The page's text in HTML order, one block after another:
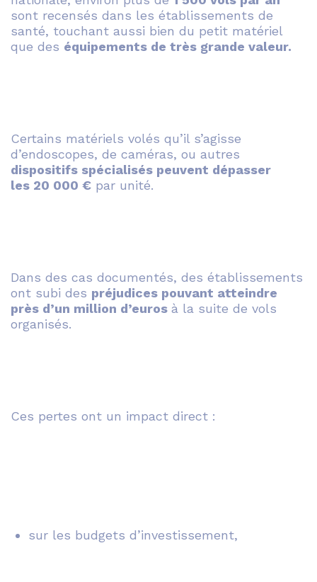
sont recensés dans les établissements de
santé, touchant aussi bien du petit matériel
que des équipements de très grande valeur.
Certains matériels volés qu’il s’agisse
d’endoscopes, de caméras, ou autres
dispositifs spécialisés peuvent dépasser
les 20 000 € par unité.
Dans des cas documentés, des établissements
ont subi des préjudices pouvant atteindre
près d’un million d’euros à la suite de vols
organisés.
Ces pertes ont un impact direct :
sur les budgets d’investissement,